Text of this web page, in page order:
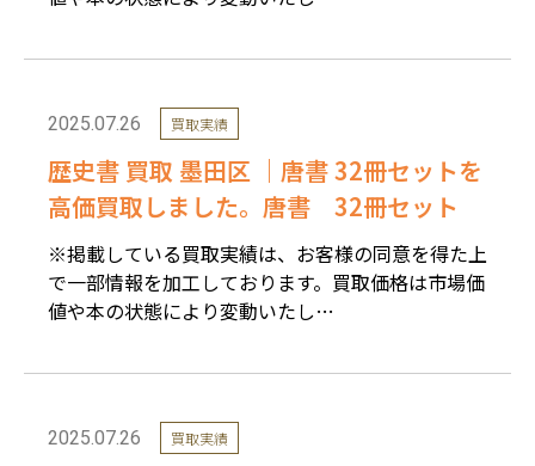
2025.07.26 買取実績
歴史書 買取 墨田区 ｜唐書 32冊セットを
高価買取しました。唐書 32冊セット
※掲載している買取実績は、お客様の同意を得た上
で一部情報を加工しております。買取価格は市場価
値や本の状態により変動いたし…
2025.07.26 買取実績